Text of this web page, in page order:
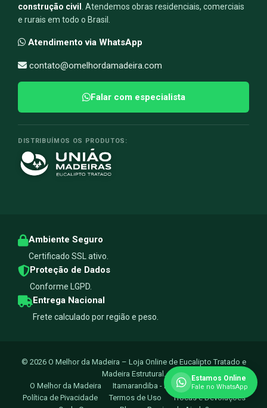
construção civil . Atendemos obras residenciais, comerciais
e rurais em todo o Brasil.
Atendimento via WhatsApp
contato@omelhordamadeira.com
Falar com especialista
DISTRIBUÍMOS OS PRODUTOS:
Ambiente Seguro
Certificado SSL ativo.
Proteção de Dados
Conforme LGPD.
Entrega Nacional
Frete calculado por região e peso.
Estamos Online
Fale no WhatsApp
© 2026 O Melhor da Madeira – Loja Online de Eucalipto Tratado e
Madeira Estrutural.
O Melhor da Madeira
Itamarandiba - MG
Turmalina - MG
Política de Pivacidade
Termos de Uso
Trocas e Devoluçoes